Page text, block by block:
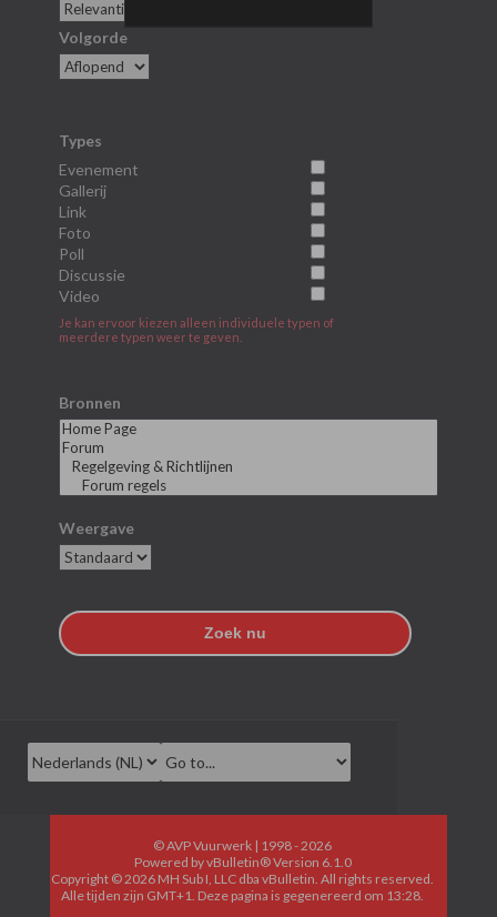
Volgorde
Types
Evenement
Gallerij
Link
Foto
Poll
Discussie
Video
Je kan ervoor kiezen alleen individuele typen of
meerdere typen weer te geven.
Bronnen
Weergave
Zoek nu
© AVP Vuurwerk | 1998 - 2026
Powered byvBulletin®Version 6.1.0
Copyright © 2026 MH Sub I, LLC dba vBulletin. All rights reserved.
Alle tijden zijn GMT+1. Deze pagina is gegenereerd om 13:28.